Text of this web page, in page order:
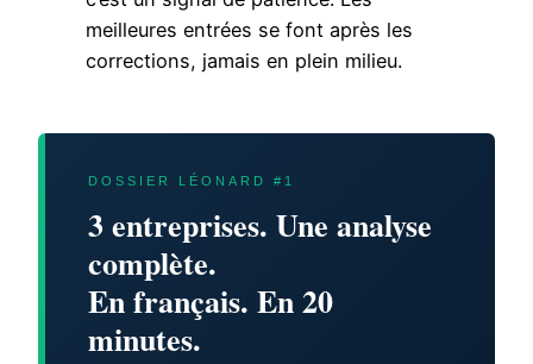
meilleures entrées se font après les
corrections, jamais en plein milieu.
DOSSIER LÉONARD #1
3 entreprises. Une analyse
complète.
En français. En 20
minutes.